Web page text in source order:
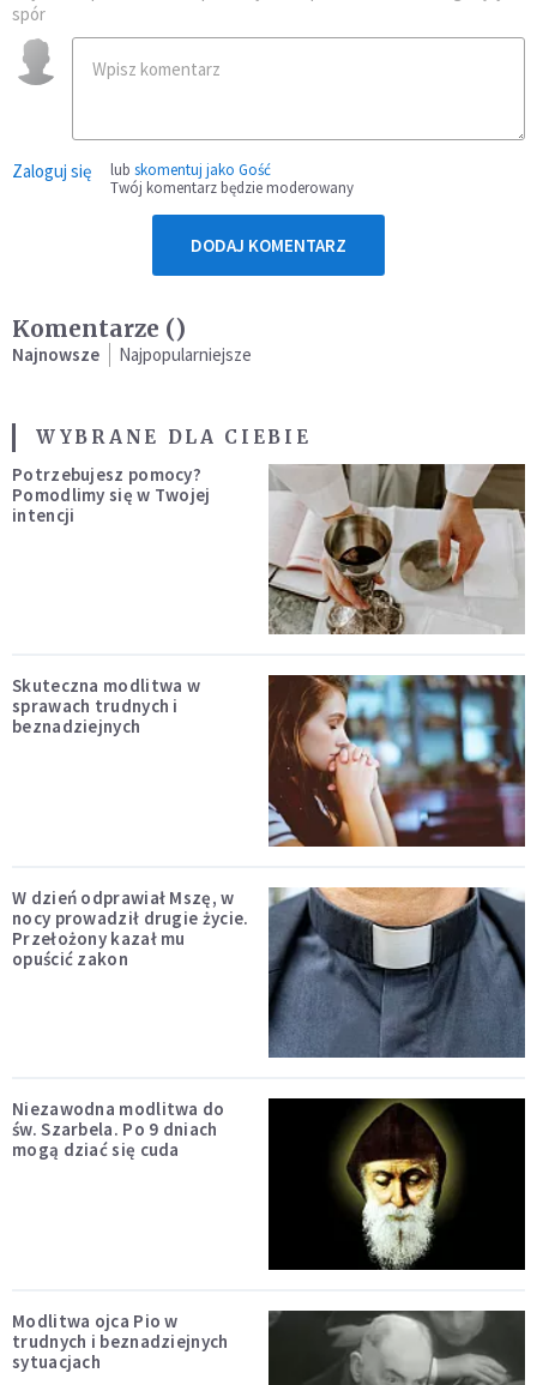
spór
Zaloguj się lub skomentuj jako Gość
Twój komentarz będzie moderowany
DODAJ KOMENTARZ
Komentarze ()
Najnowsze Najpopularniejsze
WYBRANE DLA CIEBIE
Potrzebujesz pomocy?
Pomodlimy się w Twojej
intencji
Skuteczna modlitwa w
sprawach trudnych i
beznadziejnych
W dzień odprawiał Mszę, w
nocy prowadził drugie życie.
Przełożony kazał mu
opuścić zakon
Niezawodna modlitwa do
św. Szarbela. Po 9 dniach
mogą dziać się cuda
Modlitwa ojca Pio w
trudnych i beznadziejnych
sytuacjach